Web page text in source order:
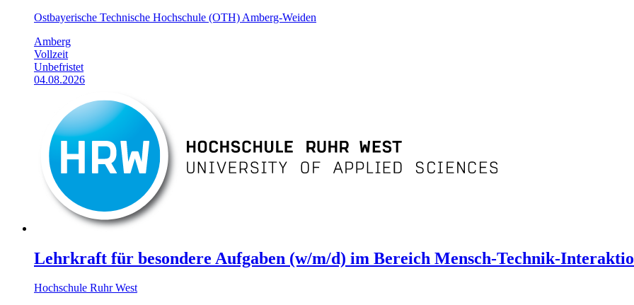
Ostbayerische Technische Hochschule (OTH) Amberg-Weiden
Amberg
Vollzeit
Unbefristet
04.08.2026
Lehrkraft für besondere Aufgaben (w/m/d) im Bereich Mensch-Technik-
Hochschule Ruhr West